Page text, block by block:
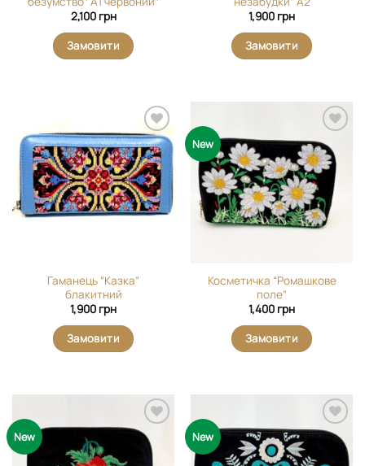
2,100 грн
Замовити
1,900 грн
Замовити
Додати
виріб у
вибране
Гаманець “Казка”
блакитний
1,900 грн
Замовити
New
Додати
виріб у
вибране
Косметичка “Ромашкове
поле”
1,400 грн
Замовити
New
Додати
виріб у
вибране
New
Додати
вибране